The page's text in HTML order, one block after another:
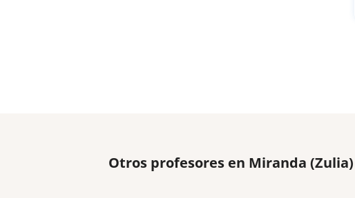
Otros profesores en Miranda